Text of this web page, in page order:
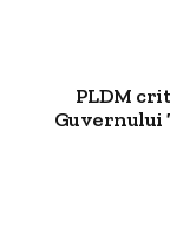
PLDM
Guvernului